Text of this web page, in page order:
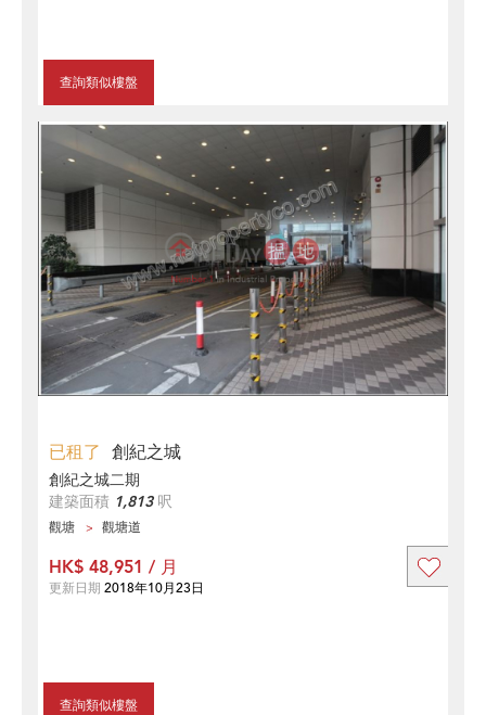
查詢類似樓盤
已租了 創紀之城
創紀之城二期
建築面積 1,813呎
觀塘 觀塘道
查詢類似樓盤
HK$ 48,951 / 月
更新日期 2018年10月23日